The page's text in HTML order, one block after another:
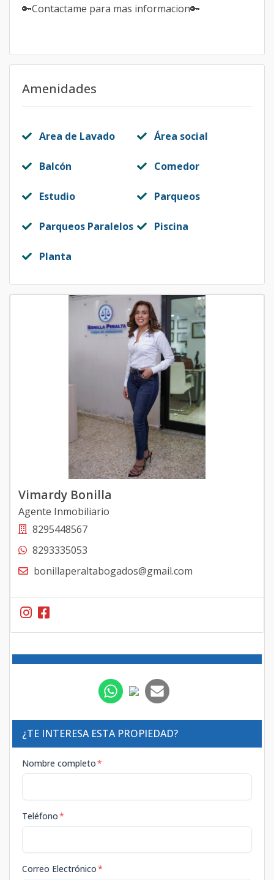
🔑Contactame para mas informacion🔑
Amenidades
Area de Lavado Área social
Balcón Comedor
Estudio Parqueos
Parqueos Paralelos Piscina
Planta
Vimardy Bonilla
Agente Inmobiliario
8295448567
8293335053
bonillaperaltabogados@gmail.com
¿TE INTERESA ESTA PROPIEDAD?
Nombre completo*
Teléfono*
Correo Electrónico*